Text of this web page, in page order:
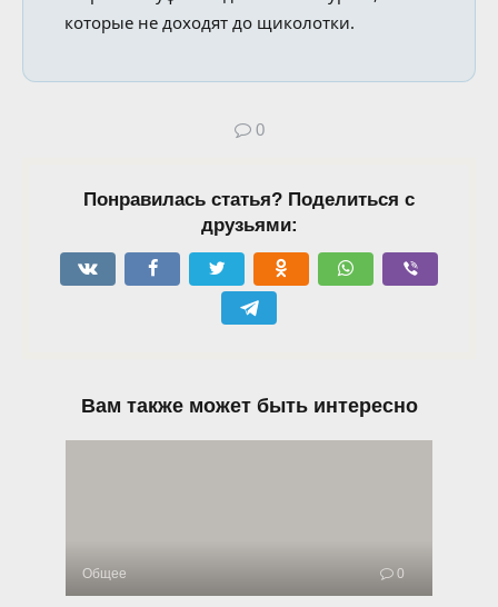
которые не доходят до щиколотки.
0
Понравилась статья? Поделиться с
друзьями:
Вам также может быть интересно
Общее 0